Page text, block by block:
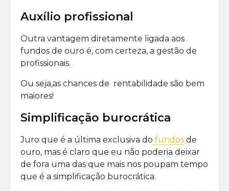
Auxílio profissional
Outra vantagem diretamente ligada aos
fundos de ouro é, com certeza, a gestão de
profissionais.
Ou seja,as chances de rentabilidade são bem
maiores!
Simplificação burocrática
Juro que é a última exclusiva do fundos de
ouro, mas é claro que eu não poderia deixar
de fora uma das que mais nos poupam tempo
que é a simplificação burocrática.